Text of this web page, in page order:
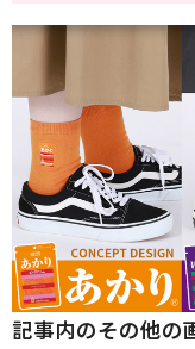
記事内のその他の